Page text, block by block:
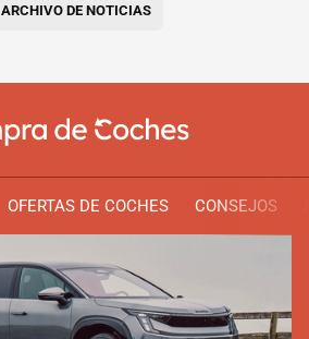
ARCHIVO DE NOTICIAS
OFERTAS DE COCHES CONSEJOS